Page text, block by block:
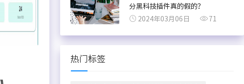
分黑科技插件真的假的？
2024年03月06日
71
热门标签